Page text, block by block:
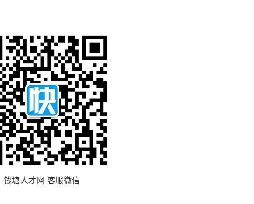
钱塘人才网 客服微信